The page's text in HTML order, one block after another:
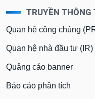
TRUYỀN THÔNG
Quan hệ công chúng
Quan hệ nhà đầu tư (IR)
Quảng cáo banner
Báo cáo phân tích